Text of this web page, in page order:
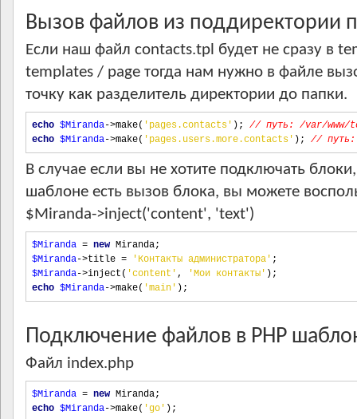
Вызов файлов из поддиректории
Если наш файл contacts.tpl будет не сразу в
templates / page тогда нам нужно в файле
точку как разделитель директории до папки.
echo $Miranda->make( 'pages.contacts' );
// путь: /var/www/
echo $Miranda->make( 'pages.users.more.contacts' ); // путь:
В случае если вы не хотите подключать
шаблоне есть вызов блока, вы можете
$Miranda->inject('content', 'text')
$Miranda = new Miranda;
$Miranda->title = 'Контакты администратора' ;
$Miranda->inject ( 'content' , 'Мои контакты' );
echo $Miranda->make( 'main' );
Подключение файлов в PHP
Файл index.php
$Miranda = new Miranda;
echo $Miranda->make( 'go' );